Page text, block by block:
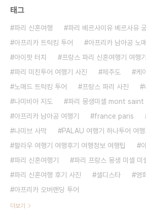
태그
파리 신혼여행
파리 베르사이유 베르사유
아프리카 트럭킹 투어
아프리카 남아공 노
아이팟 터치
프랑스 파리 신혼여행기 여행기
파리 미친투어 여행기 사진
제주도
케
노매드 트럭킹 투어
프랑스 파리 사진
나미비아 지도
파리 몽생미셸 mont saint
아프리카 남아공 여행기
france paris
나미브 사막
PALAU 여행기 하나투어 여
팔라우 여행기 여행후기 여행정보 여행팁
파리 신혼여행기
파리 프랑스 몽생 미셸 미
파리 신혼여행 후기 사진
셀디스타
영
아프리카 오버랜딩 투어
더보기